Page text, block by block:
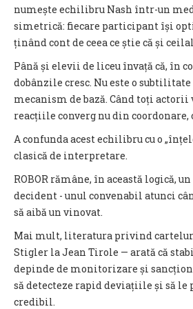
numește echilibru Nash într-un
simetrică: fiecare participant își
ținând cont de ceea ce știe că și
Până și elevii de liceu învață că, în
dobânzile cresc. Nu este o
mecanism de bază. Când toți actorii
reacțiile converg nu din
A confunda acest echilibru cu o
clasică de interpretare.
ROBOR rămâne, în această logică,
decident - unul convenabil atunci
să aibă un vinovat.
Mai mult, literatura privind
Stigler la Jean Tirole — arată că
depinde de monitorizare și
să detecteze rapid deviațiile și să le
credibil.